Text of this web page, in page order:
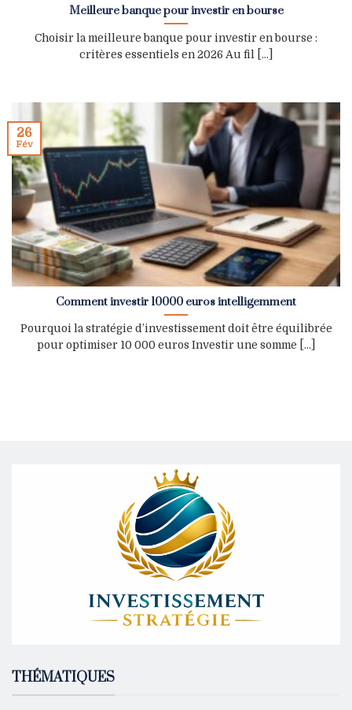
Meilleure banque pour investir en bourse
Choisir la meilleure banque pour investir en bourse :
critères essentiels en 2026 Au fil [...]
Comment investir 10000 euros intelligemment
Pourquoi la stratégie d’investissement doit être équilibrée
pour optimiser 10 000 euros Investir une somme [...]
26
Fév
THÉMATIQUES